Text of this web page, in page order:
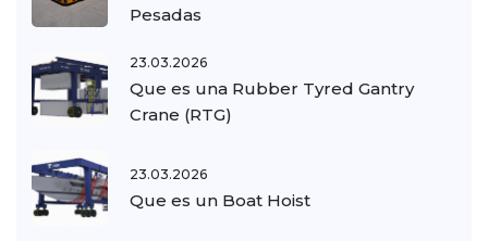
Pesadas
23.03.2026
Que es una Rubber Tyred Gantry
Crane (RTG)
23.03.2026
Que es un Boat Hoist